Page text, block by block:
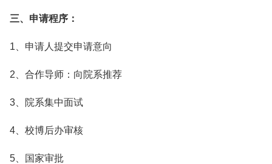
三、申请程序：
1、申请人提交申请意向
2、合作导师：向院系推荐
3、院系集中面试
4、校博后办审核
5、国家审批